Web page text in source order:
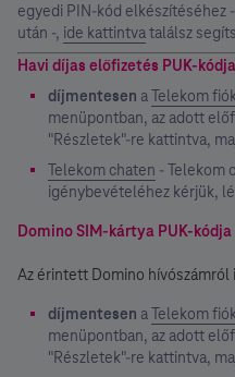
egyedi PIN-kód elkészítéséhez
után -, ide kattintvatalálsz
Havi díjas előfizetés PUK-kódja
díjmentesen aTelekom
menüpontban, az adott
"Részletek"-re kattintva,
Telekom chaten - Telekom
igénybevételéhez kérjük,
Domino SIM-kártya PUK-kódja
Az érintett Domino hívószámról
díjmentesen aTelekom
menüpontban, az adott
"Részletek"-re kattintva,